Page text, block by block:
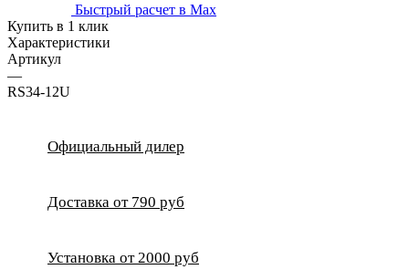
Быстрый расчет в Max
Купить в 1 клик
Характеристики
Артикул
—
RS34-12U
Официальный дилер
Доставка от 790 руб
Установка от 2000 руб